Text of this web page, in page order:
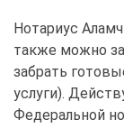
Нотариус
также можно
забрать
услуги).
Федеральной